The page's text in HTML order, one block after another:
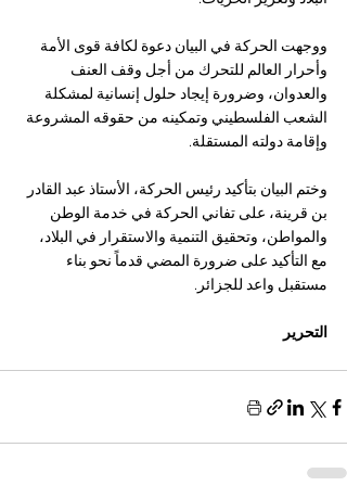
ووجهت الحركة في البيان دعوة لكافة قوى الأمة
وأحرار العالم للتحرك من أجل وقف العنف
والعدوان، وضرورة إيجاد حلول إنسانية لمشكلة
الشعب الفلسطيني وتمكينه من حقوقه المشروعة
وإقامة دولته المستقلة.
وختم البيان بتأكيد رئيس الحركة، الأستاذ عبد القادر
بن قرينة، على تفاني الحركة في خدمة الوطن
والمواطن، وتحقيق التنمية والاستقرار في البلاد،
مع التأكيد على ضرورة المضي قدماً نحو بناء
مستقبل واعد للجزائر.
التحرير